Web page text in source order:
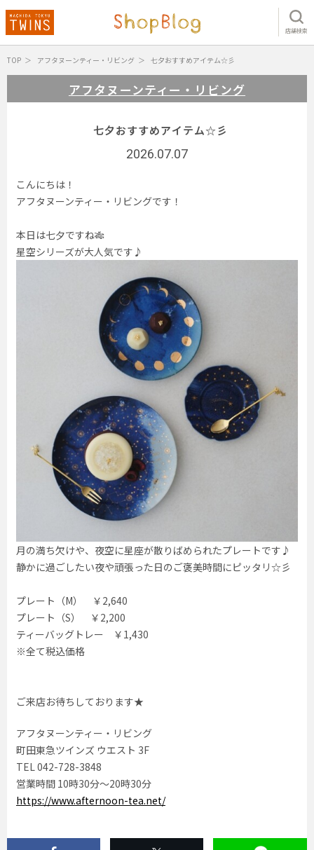
店舗検索
TOP アフタヌーンティー・リビング 七夕おすすめアイテム☆彡
アフタヌーンティー・リビング
七夕おすすめアイテム☆彡
2026.07.07
こんにちは！
アフタヌーンティー・リビングです！
本日は七夕ですね🎋
星空シリーズが大人気です♪
月の満ち欠けや、夜空に星座が散りばめられたプレートです♪
静かに過ごしたい夜や頑張った日のご褒美時間にピッタリ☆彡
プレート（M） ￥2,640
プレート（S） ￥2,200
ティーバッグトレー ￥1,430
※全て税込価格
ご来店お待ちしております★
アフタヌーンティー・リビング
町田東急ツインズ ウエスト 3F
TEL 042-728-3848
営業時間 10時30分〜20時30分
https://www.afternoon-tea.net/